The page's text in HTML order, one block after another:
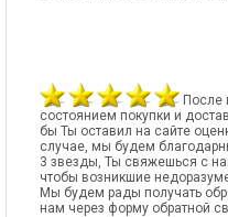
После
состоянием покупки и
бы Ты оставил на сайте
случае, мы будем
3 звезды, Ты свяжешься с
чтобы возникшие
Мы будем рады получать
нам через форму обратной